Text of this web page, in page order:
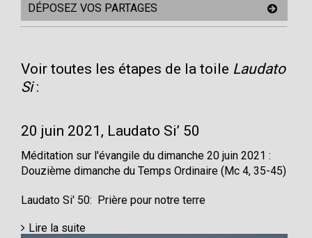
DÉPOSEZ VOS PARTAGES
Voir toutes les étapes de la toile Laudato
Si:
20 juin 2021, Laudato Si’ 50
Méditation sur l'évangile du dimanche 20 juin 2021 :
Douzième dimanche du Temps Ordinaire (Mc 4, 35-45)
Laudato Si' 50: Prière pour notre terre
Lire la suite